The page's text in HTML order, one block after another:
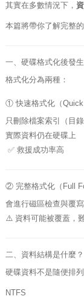
其實在多數情況下，
本篇將帶你了解完整的
一、硬碟格式化後發
格式化分為兩種：
① 快速格式化（Quick
只刪除檔案索引（目錄
實際資料仍在硬碟上
✅ 救援成功率高
② 完整格式化（Full
會進行磁區檢查與覆寫
⚠️ 資料可能被覆蓋，
二、資料結構是什麼？
硬碟資料不是隨便排
NTFS